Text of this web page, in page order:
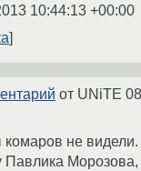
10:44:13 +00:00
от UNiTE
комаров не
Павлика Морозова,